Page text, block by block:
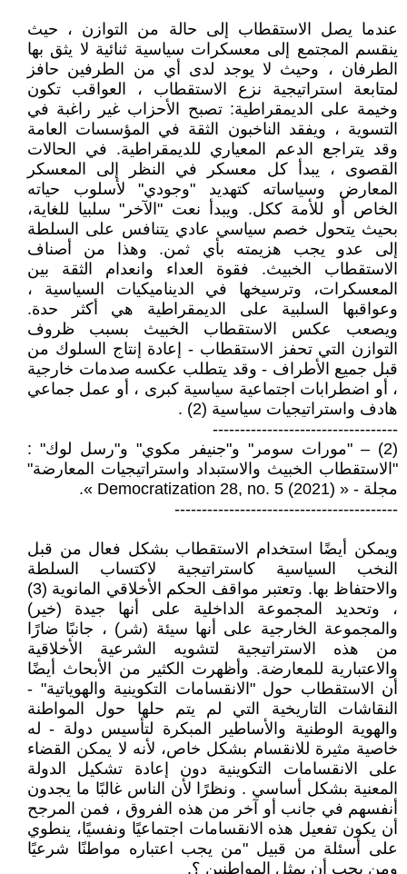
عندما يصل الاستقطاب إلى حالة من التوازن ، حيث
ينقسم المجتمع إلى معسكرات سياسية ثنائية لا يثق بها
الطرفان ، وحيث لا يوجد لدى أي من الطرفين حافز
لمتابعة استراتيجية نزع الاستقطاب ، العواقب تكون
وخيمة على الديمقراطية: تصبح الأحزاب غير راغبة في
التسوية ، ويفقد الناخبون الثقة في المؤسسات العامة
وقد يتراجع الدعم المعياري للديمقراطية. في الحالات
القصوى ، يبدأ كل معسكر في النظر إلى المعسكر
المعارض وسياساته كتهديد "وجودي" لأسلوب حياته
الخاص أو للأمة ككل. ويبدأ نعت "الآخر" سلبيا للغاية،
بحيث يتحول خصم سياسي عادي يتنافس على السلطة
إلى عدو يجب هزيمته بأي ثمن. وهذا من أصناف
الاستقطاب الخبيث. فقوة العداء وانعدام الثقة بين
المعسكرات، وترسيخها في الديناميكيات السياسية ،
وعواقبها السلبية على الديمقراطية هي أكثر حدة.
ويصعب عكس الاستقطاب الخبيث بسبب ظروف
التوازن التي تحفز الاستقطاب - إعادة إنتاج السلوك من
قبل جميع الأطراف - وقد يتطلب عكسه صدمات خارجية
، أو اضطرابات اجتماعية سياسية كبرى ، أو عمل جماعي
هادف واستراتيجيات سياسية (2) .
----------------------------------
(2) – "مورات سومر" و"جنيفر مكوي" و"رسل لوك" :
"الاستقطاب الخبيث والاستبداد واستراتيجيات المعارضة"
مجلة - « Democratization 28, no. 5 (2021) ».
-----------------------------------------
ويمكن أيضًا استخدام الاستقطاب بشكل فعال من قبل
النخب السياسية كاستراتيجية لاكتساب السلطة
والاحتفاظ بها. وتعتبر مواقف الحكم الأخلاقي المانوية (3)
، وتحديد المجموعة الداخلية على أنها جيدة (خير)
والمجموعة الخارجية على أنها سيئة (شر) ، جانبًا ضارًا
من هذه الاستراتيجية لتشويه الشرعية الأخلاقية
والاعتبارية للمعارضة. وأظهرت الكثير من الأبحاث أيضًا
أن الاستقطاب حول "الانقسامات التكوينية والهوياتية" -
النقاشات التاريخية التي لم يتم حلها حول المواطنة
والهوية الوطنية والأساطير المبكرة لتأسيس دولة - له
خاصية مثيرة للانقسام بشكل خاص، لأنه لا يمكن القضاء
على الانقسامات التكوينية دون إعادة تشكيل الدولة
المعنية بشكل أساسي . ونظرًا لأن الناس غالبًا ما يجدون
أنفسهم في جانب أو آخر من هذه الفروق ، فمن المرجح
أن يكون تفعيل هذه الانقسامات اجتماعيًا ونفسيًا، ينطوي
على أسئلة من قبيل "من يجب اعتباره مواطنًا شرعيًا
ومن يجب أن يمثل المواطنين ؟.